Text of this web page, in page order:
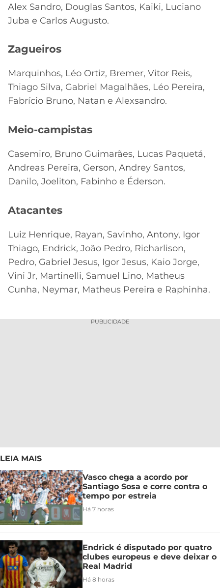
Alex Sandro, Douglas Santos, Kaiki, Luciano
Juba e Carlos Augusto.
Zagueiros
Marquinhos, Léo Ortiz, Bremer, Vitor Reis,
Thiago Silva, Gabriel Magalhães, Léo Pereira,
Fabrício Bruno, Natan e Alexsandro.
Meio-campistas
Casemiro, Bruno Guimarães, Lucas Paquetá,
Andreas Pereira, Gerson, Andrey Santos,
Danilo, Joeliton, Fabinho e Éderson.
Atacantes
Luiz Henrique, Rayan, Savinho, Antony, Igor
Thiago, Endrick, João Pedro, Richarlison,
Pedro, Gabriel Jesus, Igor Jesus, Kaio Jorge,
Vini Jr, Martinelli, Samuel Lino, Matheus
Cunha, Neymar, Matheus Pereira e Raphinha.
PUBLICIDADE
LEIA MAIS
Vasco chega a acordo por
Santiago Sosa e corre contra o
tempo por estreia
Há 7 horas
Endrick é disputado por quatro
clubes europeus e deve deixar o
Real Madrid
Há 8 horas